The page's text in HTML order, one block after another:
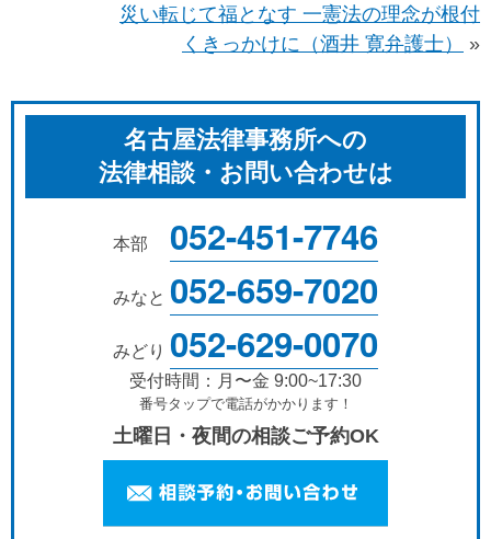
災い転じて福となす 一憲法の理念が根付
くきっかけに（酒井 寛弁護士）
»
名古屋法律事務所への
法律相談・お問い合わせは
本部 052-451-7746
みなと 052-659-7020
みどり 052-629-0070
受付時間：月〜金 9:00~17:30
番号タップで電話がかかります！
土曜日・夜間の相談ご予約OK